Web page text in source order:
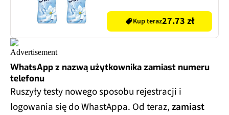
Kup teraz27.73 zł
WhatsApp z nazwą użytkownika zamiast numeru
telefonu
Ruszyły testy nowego sposobu rejestracji i
logowania się do WhastAppa. Od teraz,zamiast